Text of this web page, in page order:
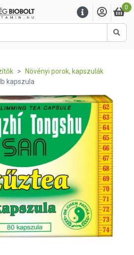
0
Növényi porok, kapszulák
kapszula